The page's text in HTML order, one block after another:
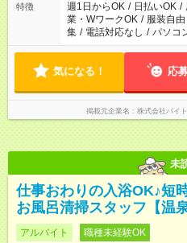
特徴 週1日からOK / 日払いOK /
業・WワークOK / 服装自由
集 / 電話対応なし / パソコ
気になる！ 応
掲載元企業名 株式会社バイ
未
仕事おわりの入浴OK♪短
お風呂清掃スタッフ【温
アルバイト 職種未経験OK